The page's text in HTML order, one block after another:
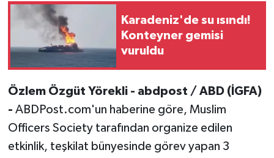
Karadeniz'de su ısındı!
Konteyner gemisi
vuruldu
Özlem Özgüt Yörekli - abdpost / ABD (İGFA)
- ABDPost.com'un haberine göre, Muslim
Officers Society tarafından organize edilen
etkinlik, teşkilat bünyesinde görev yapan 3